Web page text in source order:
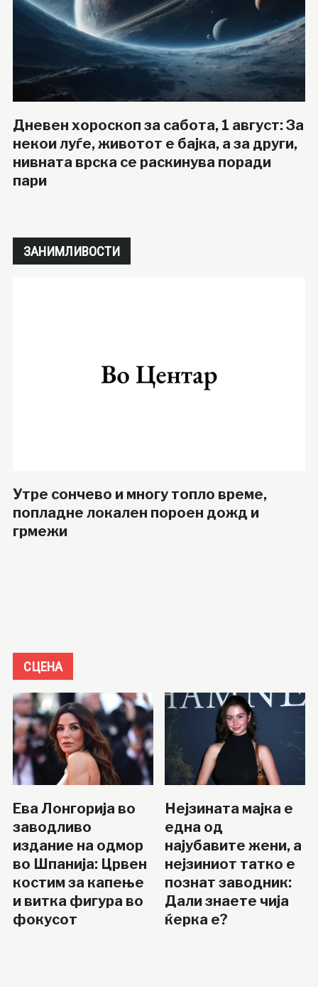
Дневен хороскоп за сабота, 1 август: За
некои луѓе, животот е бајка, а за други,
нивната врска се раскинува поради
пари
ЗАНИМЛИВОСТИ
Утре сончево и многу топло време,
попладне локален пороен дожд и
грмежи
СЦЕНА
Ева Лонгорија во
заводливо
издание на одмор
во Шпанија: Црвен
костим за капење
и витка фигура во
фокусот
Нејзината мајка е
една од
најубавите жени, а
нејзиниот татко е
познат заводник:
Дали знаете чија
ќерка е?